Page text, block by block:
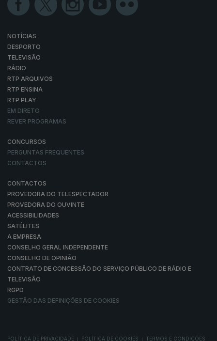
NOTÍCIAS
DESPORTO
TELEVISÃO
RÁDIO
RTP ARQUIVOS
RTP ENSINA
RTP PLAY
EM DIRETO
REVER PROGRAMAS
CONCURSOS
PERGUNTAS FREQUENTES
CONTACTOS
CONTACTOS
PROVEDORA DO TELESPECTADOR
PROVEDORA DO OUVINTE
ACESSIBILIDADES
SATÉLITES
A EMPRESA
CONSELHO GERAL INDEPENDENTE
CONSELHO DE OPINIÃO
CONTRATO DE CONCESSÃO DO SERVIÇO PÚBLICO DE RÁDIO E
TELEVISÃO
RGPD
GESTÃO DAS DEFINIÇÕES DE COOKIES
POLÍTICA DE PRIVACIDADE POLÍTICA DE COOKIES TERMOS E CONDIÇÕES